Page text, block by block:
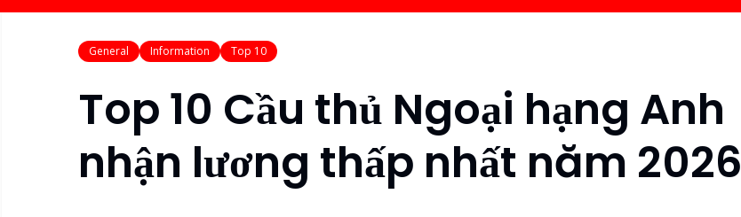
General Information Top 10
Top 10 Cầu thủ Ngoại hạng Anh
nhận lương thấp nhất năm 2026